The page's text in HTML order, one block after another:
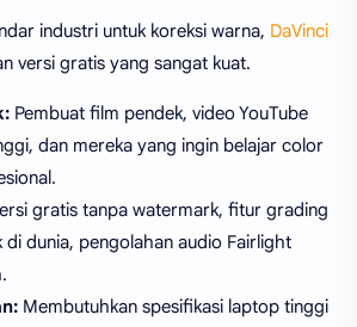
industri untuk koreksi warna, DaVinci
versi gratis yang sangat kuat.
Pembuat film pendek, video YouTube
dan mereka yang ingin belajar color
gratis tanpa watermark, fitur grading
di dunia, pengolahan audio Fairlight
Membutuhkan spesifikasi laptop tinggi